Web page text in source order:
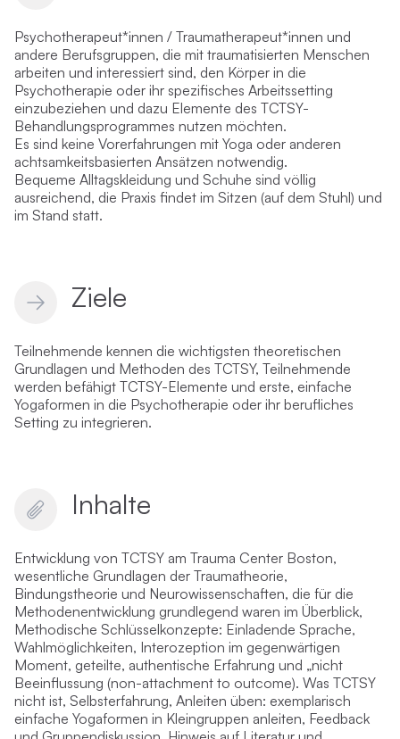
Psychotherapeut*innen / Traumatherapeut*innen und
andere Berufsgruppen, die mit traumatisierten Menschen
arbeiten und interessiert sind, den Körper in die
Psychotherapie oder ihr spezifisches Arbeitssetting
einzubeziehen und dazu Elemente des TCTSY-
Behandlungsprogrammes nutzen möchten.
Es sind keine Vorerfahrungen mit Yoga oder anderen
achtsamkeitsbasierten Ansätzen notwendig.
Bequeme Alltagskleidung und Schuhe sind völlig
ausreichend, die Praxis findet im Sitzen (auf dem Stuhl) und
im Stand statt.
Ziele
Teilnehmende kennen die wichtigsten theoretischen
Grundlagen und Methoden des TCTSY, Teilnehmende
werden befähigt TCTSY-Elemente und erste, einfache
Yogaformen in die Psychotherapie oder ihr berufliches
Setting zu integrieren.
Inhalte
Entwicklung von TCTSY am Trauma Center Boston,
wesentliche Grundlagen der Traumatheorie,
Bindungstheorie und Neurowissenschaften, die für die
Methodenentwicklung grundlegend waren im Überblick,
Methodische Schlüsselkonzepte: Einladende Sprache,
Wahlmöglichkeiten, Interozeption im gegenwärtigen
Moment, geteilte, authentische Erfahrung und „nicht
Beeinflussung (non-attachment to outcome). Was TCTSY
nicht ist, Selbsterfahrung, Anleiten üben: exemplarisch
einfache Yogaformen in Kleingruppen anleiten, Feedback